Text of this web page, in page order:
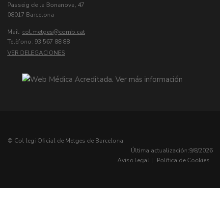
Passeig de la Bonanova, 47
08017 Barcelona
Mail: col.metges
Telèfono: 93 567 88 88
VER DELEGACIONES
© Col·legi Oficial de Metges de Barcelona
Última actualización:9/8/2026
Aviso legal | Política de Cookies